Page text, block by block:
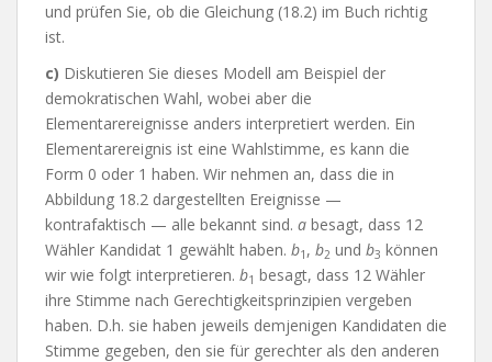
und prüfen Sie, ob die Gleichung (18.2) im Buch richtig
ist.
c) Diskutieren Sie dieses Modell am Beispiel der
demokratischen Wahl, wobei aber die
Elementarereignisse anders interpretiert werden. Ein
Elementarereignis ist eine Wahlstimme, es kann die
Form 0 oder 1 haben. Wir nehmen an, dass die in
Abbildung 18.2 dargestellten Ereignisse —
kontrafaktisch — alle bekannt sind. a besagt, dass 12
Wähler Kandidat 1 gewählt haben. b1 , b2 und b3 können
wir wie folgt interpretieren. b1 besagt, dass 12 Wähler
ihre Stimme nach Gerechtigkeitsprinzipien vergeben
haben. D.h. sie haben jeweils demjenigen Kandidaten die
Stimme gegeben, den sie für gerechter als den anderen